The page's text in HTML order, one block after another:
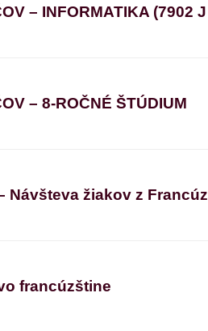
– INFORMATIKA (7902
– 8-ROČNÉ ŠTÚDIUM
Návšteva žiakov z
francúzštine